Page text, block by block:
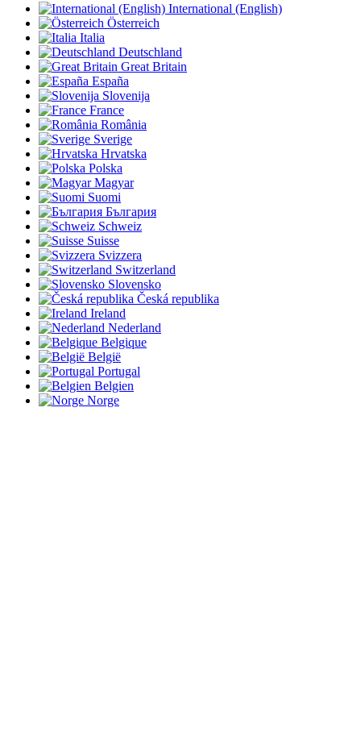
International (English)
Österreich
Italia
Deutschland
Great Britain
España
Slovenija
France
România
Sverige
Hrvatska
Polska
Magyar
Suomi
България
Schweiz
Suisse
Svizzera
Switzerland
Slovensko
Česká republika
Ireland
Nederland
Belgique
België
Portugal
Belgien
Norge